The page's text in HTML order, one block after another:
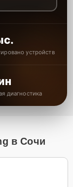
устройств
диагностика
в Сочи